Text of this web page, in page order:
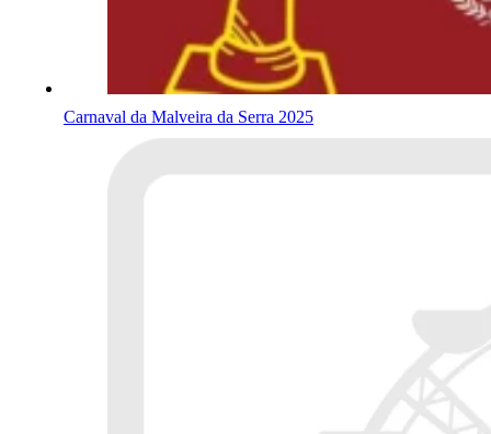
Carnaval da Malveira da Serra 2025